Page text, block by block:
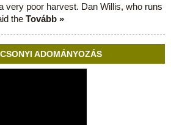
very poor harvest. Dan Willis, who runs
the Tovább »
ADOMÁNYOZÁS